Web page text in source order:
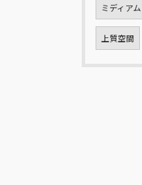
ミディアム
上質空間